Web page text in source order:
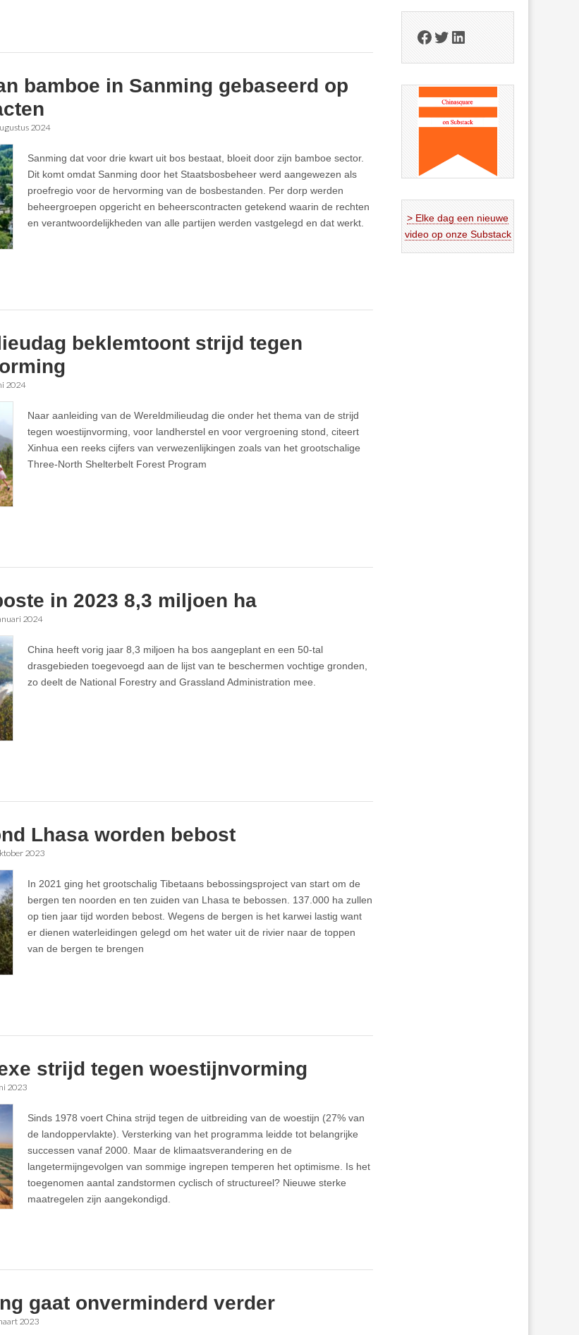
bamboe in Sanming gebaseerd op
2024
Sanming dat voor drie kwart uit bos bestaat, bloeit door zijn bamboe sector.
Dit komt omdat Sanming door het Staatsbosbeheer werd aangewezen als
proefregio voor de hervorming van de bosbestanden. Per dorp werden
beheergroepen opgericht en beheerscontracten getekend waarin de rechten
en verantwoordelijkheden van alle partijen werden vastgelegd en dat werkt.
beklemtoont strijd tegen
2024
Naar aanleiding van de Wereldmilieudag die onder het thema van de strijd
tegen woestijnvorming, voor landherstel en voor vergroening stond, citeert
Xinhua een reeks cijfers van verwezenlijkingen zoals van het grootschalige
Three-North Shelterbelt Forest Program
in 2023 8,3 miljoen ha
2024
China heeft vorig jaar 8,3 miljoen ha bos aangeplant en een 50-tal
drasgebieden toegevoegd aan de lijst van te beschermen vochtige gronden,
zo deelt de National Forestry and Grassland Administration mee.
Lhasa worden bebost
2023
In 2021 ging het grootschalig Tibetaans bebossingsproject van start om de
bergen ten noorden en ten zuiden van Lhasa te bebossen. 137.000 ha zullen
op tien jaar tijd worden bebost. Wegens de bergen is het karwei lastig want
er dienen waterleidingen gelegd om het water uit de rivier naar de toppen
van de bergen te brengen
strijd tegen woestijnvorming
2023
Sinds 1978 voert China strijd tegen de uitbreiding van de woestijn (27% van
de landoppervlakte). Versterking van het programma leidde tot belangrijke
successen vanaf 2000. Maar de klimaatsverandering en de
langetermijngevolgen van sommige ingrepen temperen het optimisme. Is het
toegenomen aantal zandstormen cyclisch of structureel? Nieuwe sterke
maatregelen zijn aangekondigd.
gaat onverminderd verder
2023
Facebook
Twitter
LinkedIn
> Elke dag een nieuwe
video op onze Substack